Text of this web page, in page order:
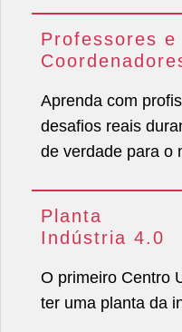
Professores e
Aprenda com
desafios reais
de verdade para o
Planta
Indústria 4.0
O primeiro Centro
ter uma planta da